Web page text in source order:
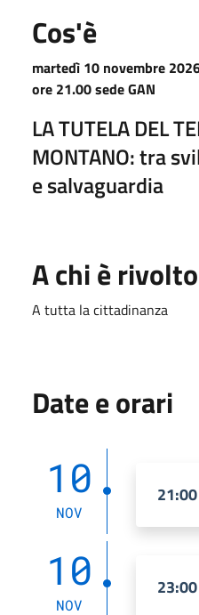
Cos'è
martedì 10 novembre
ore 21.00 sede GAN
LA TUTELA DEL
MONTANO: tra
e salvaguardia
A chi è rivolto
A tutta la cittadinanza
Date e orari
10
NOV
10
NOV